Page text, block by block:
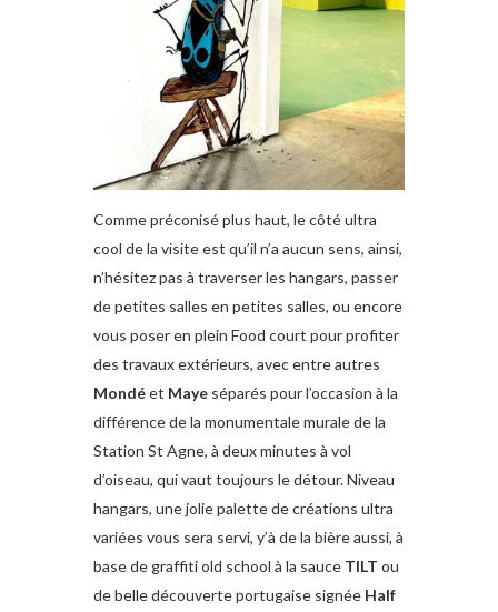
Comme préconisé plus haut, le côté ultra
cool de la visite est qu’il n’a aucun sens, ainsi,
n’hésitez pas à traverser les hangars, passer
de petites salles en petites salles, ou encore
vous poser en plein Food court pour profiter
des travaux extérieurs, avec entre autres
Mondéet Maye séparés pour l’occasion à la
différence de la monumentale murale de la
Station St Agne, à deux minutes à vol
d’oiseau, qui vaut toujours le détour. Niveau
hangars, une jolie palette de créations ultra
variées vous sera servi, y’à de la bière aussi, à
base de graffiti old school à la sauce TILT ou
de belle découverte portugaise signée Half